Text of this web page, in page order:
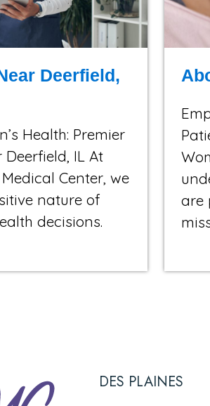
Deerfield,
Health: Premier
IL At
Center, we
nature of
decisions.
are
DES PLAINES